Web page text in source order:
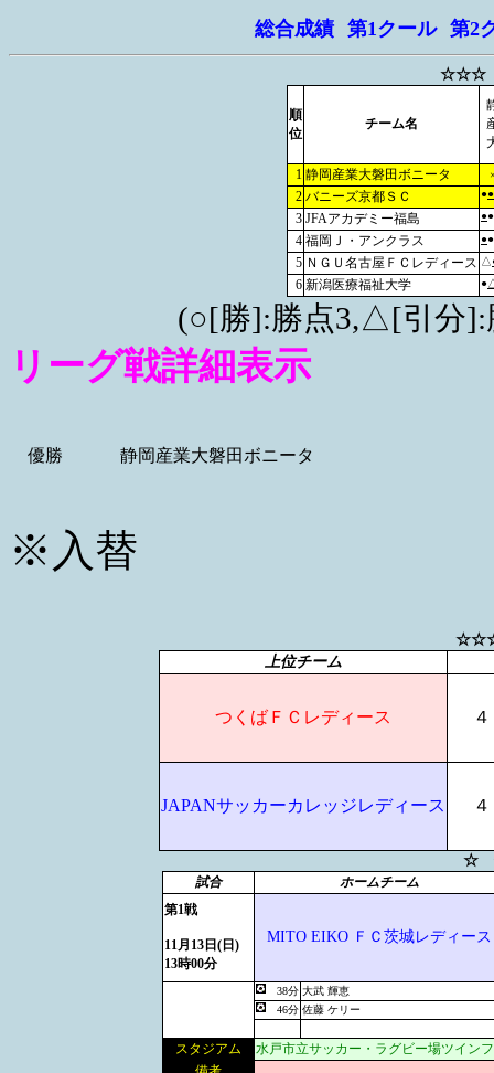
総合成績 第1クール 第2
☆☆☆
順
位
チーム名
1 静岡産業大磐田ボニータ
2 バニーズ京都ＳＣ ●●
3 JFAアカデミー福島 ●●
4 福岡Ｊ・アンクラス ●●
5 ＮＧＵ名古屋ＦＣレディース △
6 新潟医療福祉大学 ●
(○[勝]:勝点3,△[引分]:
リーグ戦詳細表示
優勝 静岡産業大磐田ボニータ
※入替
上位チーム
つくばＦＣレディース ４
JAPANサッカーカレッジレディース ４
☆
試合
ホームチーム
第1戦
11月13日(日)
13時00分
MITO EIKO ＦＣ茨城レディース
38分 大武 輝恵
46分 佐藤 ケリー
スタジアム
水戸市立サッカー・ラグビー場ツイン